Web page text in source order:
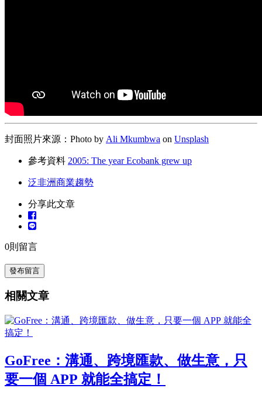
封面照片來源：Photo by Ali Mkumbwa on Unsplash
參考資料 2005: The year Ecobank grew up
泛非洲商業趨勢
分享此文章
0則留言
發布留言
相關文章
GoFree：溝通、跨境匯款、做生意，只
要一個 APP 就能全搞定！